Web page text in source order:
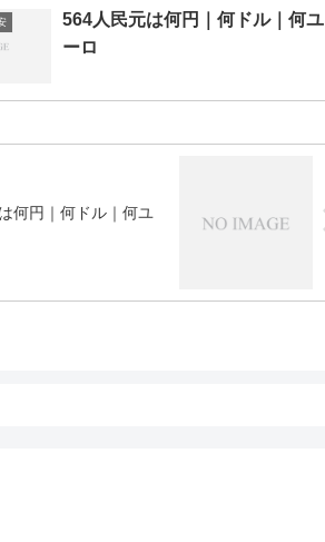
564人民元は何円｜何ドル｜何ユ
ーロ
何円｜何ドル｜何ユ